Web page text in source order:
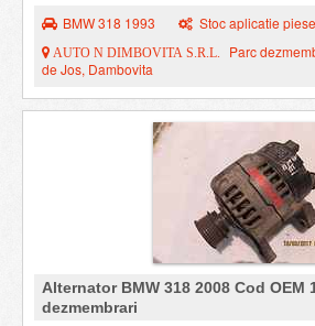
BMW 318 1993 Stoc aplicatie
AUTO N DIMBOVITA S.R.L.
Parc
de Jos, Dambovita
Alternator BMW 318 2008 Cod OEM
dezmembrari